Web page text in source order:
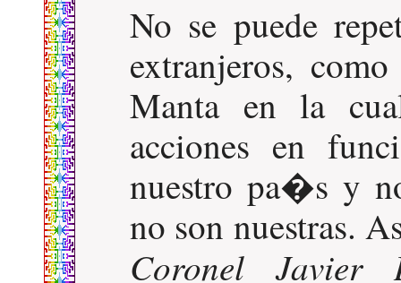
No se puede
extranjeros,
Manta en la
acciones en
nuestro pa�s y
no son nuestras.
Coronel Javier